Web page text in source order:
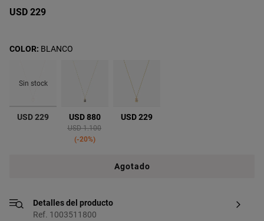
USD 229
Sin stock
seleccionado
USD 229 USD 880
Price reduced from
USD 1.100to
-20%
USD 229
COLOR: BLANCO
Agotado
Detalles del producto
Ref. 1003511800